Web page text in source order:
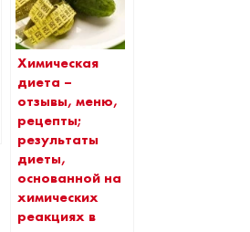
Химическая
диета –
отзывы, меню,
рецепты;
результаты
диеты,
основанной на
химических
реакциях в